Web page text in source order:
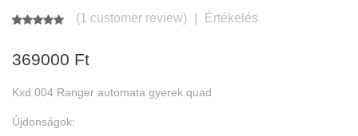
ből,
(1 customer review) Értékelés
369000 Ft
Kxd 004 Ranger automata gyerek quad
Újdonságok: